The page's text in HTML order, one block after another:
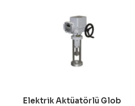
Elektrik Aktüatörlü Glob